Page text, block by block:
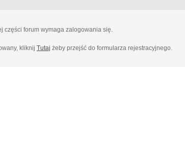
części forum wymaga zalogowania się.
kliknij Tutaj żeby przejść do formularza rejestracyjnego.